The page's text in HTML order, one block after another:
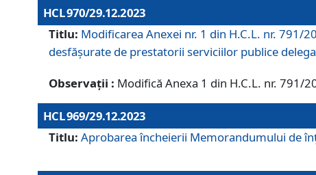
HCL 970/29.12.2023
Titlu: Modificarea Anexei nr. 1 din H.C.L. nr.
desfășurate de prestatorii serviciilor publice
Observații : Modifică Anexa 1 din H.C.L. nr. 791/
HCL 969/29.12.2023
Titlu: Aprobarea încheierii Memorandumului de